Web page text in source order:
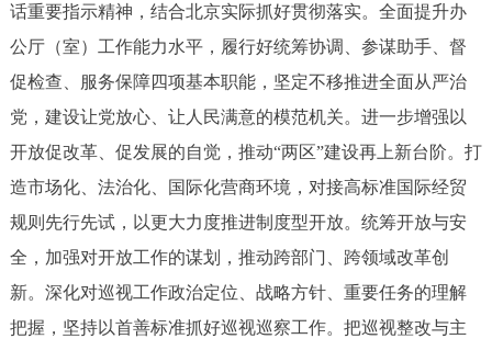
北京概况 十六区概览 人文北京
绿色北京 图说北京 视频北京
多语种
ENGLISH 한국어 日本語
DEUTSCH FRANÇAIS РУССКИЙ ЯЗЫК
话重要指示精神，结合北京实际抓好贯彻落实。全面提升办
公厅（室）工作能力水平，履行好统筹协调、参谋助手、督
促检查、服务保障四项基本职能，坚定不移推进全面从严治
党，建设让党放心、让人民满意的模范机关。进一步增强以
开放促改革、促发展的自觉，推动“两区”建设再上新台阶。打
造市场化、法治化、国际化营商环境，对接高标准国际经贸
规则先行先试，以更大力度推进制度型开放。统筹开放与安
全，加强对开放工作的谋划，推动跨部门、跨领域改革创
新。深化对巡视工作政治定位、战略方针、重要任务的理解
把握，坚持以首善标准抓好巡视巡察工作。把巡视整改与主